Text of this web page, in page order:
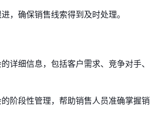
，确保销售线索得到及时处理。
详细信息，包括客户需求、竞争对手、
阶段性管理，帮助销售人员准确掌握销